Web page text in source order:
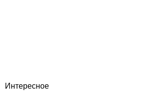
Интересное